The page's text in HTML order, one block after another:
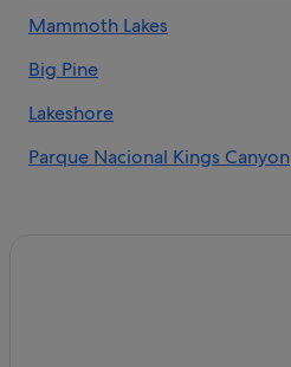
Mammoth Lakes
Big Pine
Lakeshore
Parque Nacional Kings Canyon